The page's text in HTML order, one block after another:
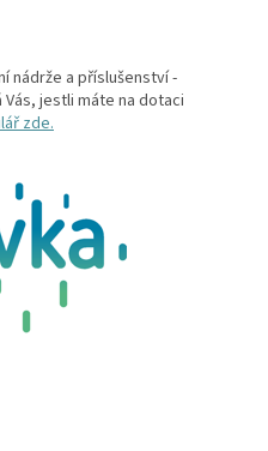
nádrže a příslušenství -
jestli máte na dotaci
zde.